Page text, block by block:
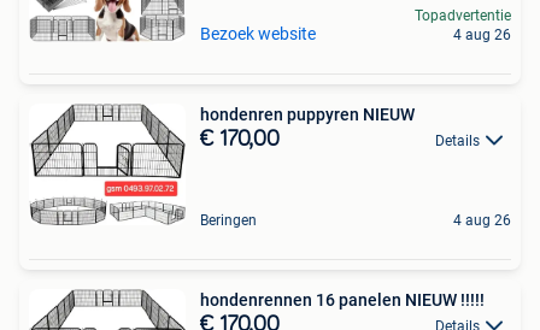
Bezoek website
Topadvertentie
4 aug 26
hondenren puppyren NIEUW
€ 170,00 Details
Beringen 4 aug 26
hondenrennen 16 panelen NIEUW !!!!!
€ 170,00 Details